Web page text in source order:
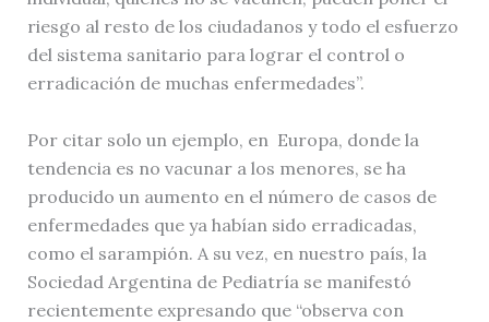
riesgo al resto de los ciudadanos y todo el esfuerzo
del sistema sanitario para lograr el control o
erradicación de muchas enfermedades”.
Por citar solo un ejemplo, en Europa, donde la
tendencia es no vacunar a los menores, se ha
producido un aumento en el número de casos de
enfermedades que ya habían sido erradicadas,
como el sarampión. A su vez, en nuestro país, la
Sociedad Argentina de Pediatría se manifestó
recientemente expresando que “observa con